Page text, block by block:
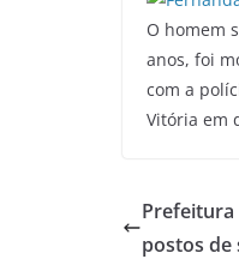
O homem
anos, foi
com a
Vitória em
Prefeitura
postos de